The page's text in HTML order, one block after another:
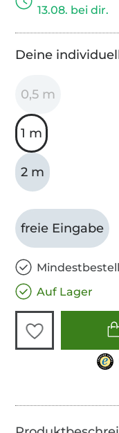
13.08. bei dir.
Deine
0,5 m
1 m
2 m
freie Eingabe
Auf Lager